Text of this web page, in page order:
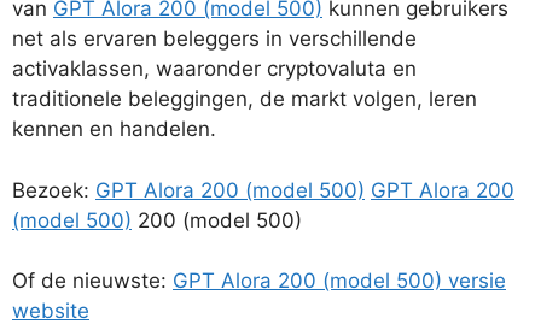
van GPT Alora 200 (model 500) kunnen gebruikers
net als ervaren beleggers in verschillende
activaklassen, waaronder cryptovaluta en
traditionele beleggingen, de markt volgen, leren
kennen en handelen.
Bezoek: GPT Alora 200 (model 500) GPT Alora 200
(model 500) 200 (model 500)
Of de nieuwste: GPT Alora 200 (model 500) versie
website